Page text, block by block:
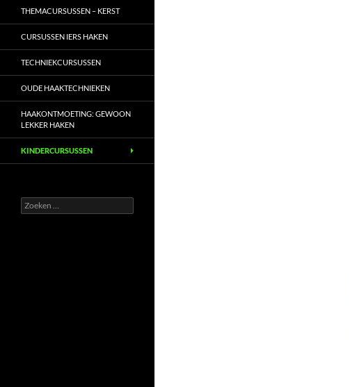
THEMACURSUSSEN – KERST
CURSUSSEN IERS HAKEN
TECHNIEKCURSUSSEN
OUDE HAAKTECHNIEKEN
HAAKONTMOETING: GEWOON
LEKKER HAKEN
KINDERCURSUSSEN
Zoeken
naar: